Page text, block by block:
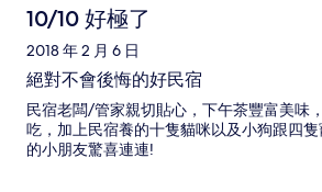
論
10/10 好極了
2018 年 2 月 6 日
絕對不會後悔的好民宿
民宿老闆/管家親切貼心，下午茶豐富美味
吃，加上民宿養的十隻貓咪以及小狗跟四
的小朋友驚喜連連!